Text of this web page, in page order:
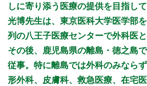
※診療時間や臨時休診・診療内容等につ
機関ホームページ、またはお電話にて
>>病院なびで医療機関の詳細を見る
公式HPはこちら
しに寄り添う医療の提供を目指し
光博先生は、東京医科大学医学部
列の八王子医療センターで外科医と
その後、鹿児島県の離島・徳之島
従事。特に離島では外科のみなら
形外科、皮膚科、救急医療、在宅